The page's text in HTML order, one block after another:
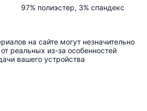
97% полиэстер, 3% спандекс
на сайте могут незначительно
от реальных из-за особенностей
вашего устройства